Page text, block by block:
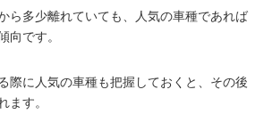
ら多少離れていても、人気の車種であれば
向です。
際に人気の車種も把握しておくと、その後
ます。